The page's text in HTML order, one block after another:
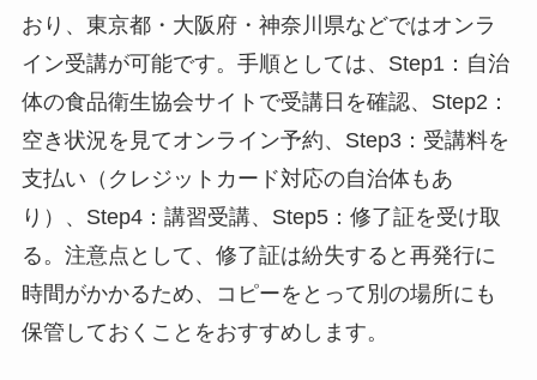
おり、東京都・大阪府・神奈川県などではオンラ
イン受講が可能です。手順としては、Step1：自治
体の食品衛生協会サイトで受講日を確認、Step2：
空き状況を見てオンライン予約、Step3：受講料を
支払い（クレジットカード対応の自治体もあ
り）、Step4：講習受講、Step5：修了証を受け取
る。注意点として、修了証は紛失すると再発行に
時間がかかるため、コピーをとって別の場所にも
保管しておくことをおすすめします。